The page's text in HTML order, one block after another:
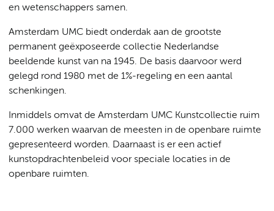
en wetenschappers samen.
Amsterdam UMC biedt onderdak aan de grootste
permanent geëxposeerde collectie Nederlandse
beeldende kunst van na 1945. De basis daarvoor werd
gelegd rond 1980 met de 1%-regeling en een aantal
schenkingen.
Inmiddels omvat de Amsterdam UMC Kunstcollectie ruim
7.000 werken waarvan de meesten in de openbare ruimte
gepresenteerd worden. Daarnaast is er een actief
kunstopdrachtenbeleid voor speciale locaties in de
openbare ruimten.